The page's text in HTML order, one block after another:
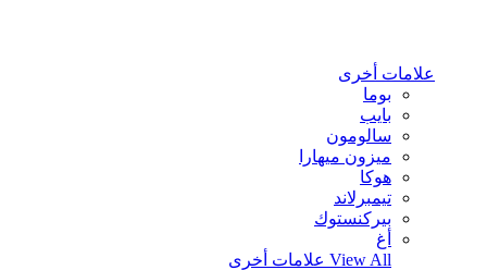
علامات أخرى
بوما
بايب
سالومون
ميزون ميهارا
هوكا
تيمبرلاند
بيركنستوك
أغ
View All علامات أخرى